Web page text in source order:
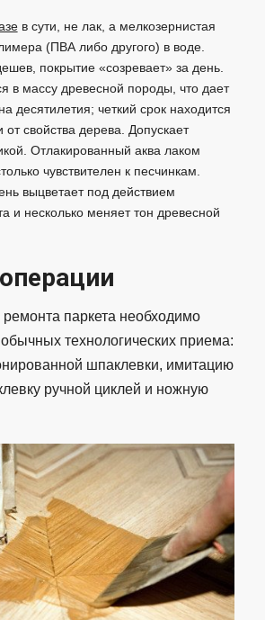
в сути, не лак, а мелкозернистая
(ПВА либо другого) в воде.
покрытие «созревает» за день.
в массу древесной породы, что дает
десятилетия; четкий срок находится
от свойства дерева. Допускает
Отлакированный аква лаком
чувствителен к песчинкам.
выцветает под действием
и несколько меняет тон древесной
паркета необходимо
технологических приема:
шпаклевки, имитацию
ручной циклей и ножную